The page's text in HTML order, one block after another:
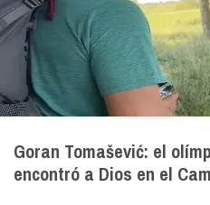
Goran Tomašević: el
encontró a Dios en el